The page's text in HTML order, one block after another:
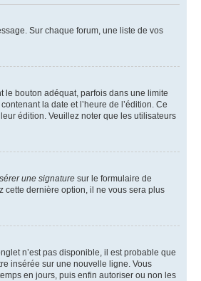
Sur chaque forum, une liste de vos
le bouton adéquat, parfois dans une limite
la date et l’heure de l’édition. Ce
édition. Veuillez noter que les utilisateurs
une signature sur le formulaire de
cette dernière option, il ne vous sera plus
n’est pas disponible, il est probable que
insérée sur une nouvelle ligne. Vous
en jours, puis enfin autoriser ou non les